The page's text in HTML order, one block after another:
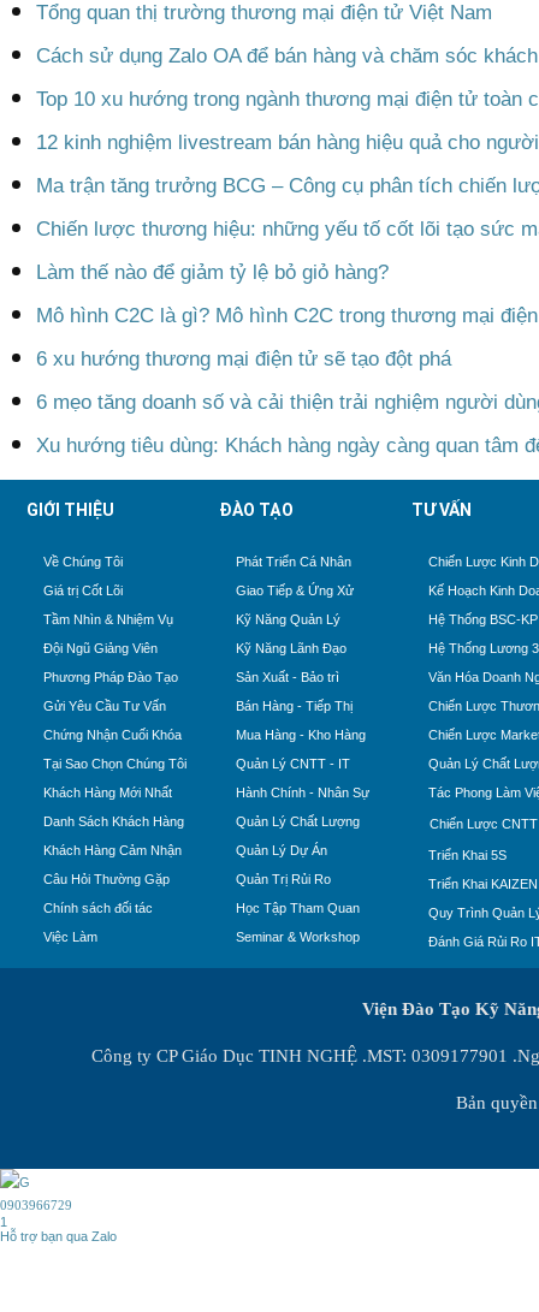
Tổng quan thị trường thương mại điện tử Việt Nam
Cách sử dụng Zalo OA để bán hàng và chăm sóc
Top 10 xu hướng trong ngành thương mại điện tử toàn
12 kinh nghiệm livestream bán hàng hiệu quả cho
Ma trận tăng trưởng BCG – Công cụ phân tích chiến
Chiến lược thương hiệu: những yếu tố cốt lõi tạo sức
Làm thế nào để giảm tỷ lệ bỏ giỏ hàng?
Mô hình C2C là gì? Mô hình C2C trong thương mại
6 xu hướng thương mại điện tử sẽ tạo đột phá
6 mẹo tăng doanh số và cải thiện trải nghiệm người
Xu hướng tiêu dùng: Khách hàng ngày càng quan tâm
GIỚI THIỆU
Về Chúng Tôi
Giá trị Cốt Lõi
Tầm Nhìn & Nhiệm Vụ
Đội Ngũ Giảng Viên
Phương Pháp Đào Tạo
Gửi Yêu Cầu Tư Vấn
Chứng Nhận Cuối Khóa
Tại Sao Chọn Chúng Tôi
Khách Hàng Mới Nhất
Danh Sách Khách Hàng
Khách Hàng Cảm Nhận
Câu Hỏi Thường Gặp
Chính sách đối tác
Việc Làm
ĐÀO TẠO
Phát Triển Cá Nhân
Giao Tiếp & Ứng Xử
Kỹ Năng Quản Lý
Kỹ Năng Lãnh Đạo
Sản Xuất - Bảo trì
Bán Hàng - Tiếp Thị
Mua Hàng - Kho Hàng
Quản Lý CNTT - IT
Hành Chính - Nhân Sự
Quản Lý Chất Lượng
Quản Lý Dự Án
Quản Trị Rủi Ro
Học Tập Tham Quan
Seminar & Workshop
TƯ VẤN
Chiến Lược Kinh
Kế Hoạch Kinh
Hệ Thống BSC-
Hệ Thống Lương
Văn Hóa Doanh
Chiến Lược
Chiến Lược
Quản Lý Chất
Tác Phong Làm
Chiến Lược CNTT
Triển Khai 5S
Triển Khai KAIZEN
Quy Trình Quản
Đánh Giá Rủi Ro
Viện Đào Tạo Kỹ
Công ty CP Giáo Dục TINH NGHỆ .MST: 0309177901
Bản
0903966729
1
Hỗ trợ bạn qua Zalo